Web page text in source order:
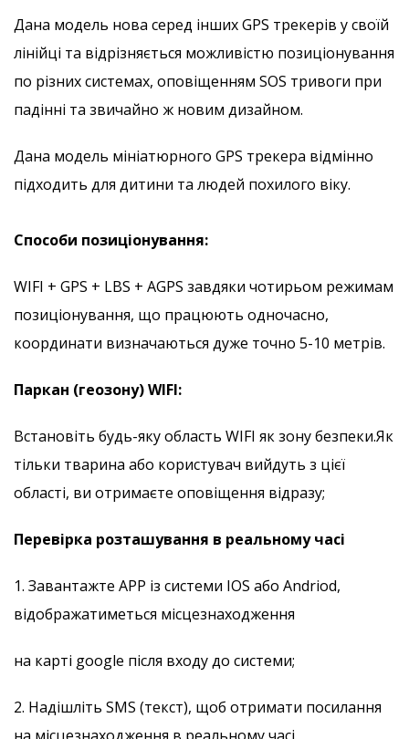
Дана модель нова серед інших GPS трекерів у своїй
лінійці та відрізняється можливістю позиціонування
по різних системах, оповіщенням SOS тривоги при
падінні та звичайно ж новим дизайном.
Дана модель мініатюрного GPS трекера відмінно
підходить для дитини та людей похилого віку.
Способи позиціонування:
WIFI + GPS + LBS + AGPS завдяки чотирьом режимам
позиціонування, що працюють одночасно,
координати визначаються дуже точно 5-10 метрів.
Паркан (геозону) WIFI:
Встановіть будь-яку область WIFI як зону безпеки.Як
тільки тварина або користувач вийдуть з цієї
області, ви отримаєте оповіщення відразу;
Перевірка розташування в реальному часі
1. Завантажте APP із системи IOS або Andriod,
відображатиметься місцезнаходження
на карті google після входу до системи;
2. Надішліть SMS (текст), щоб отримати посилання